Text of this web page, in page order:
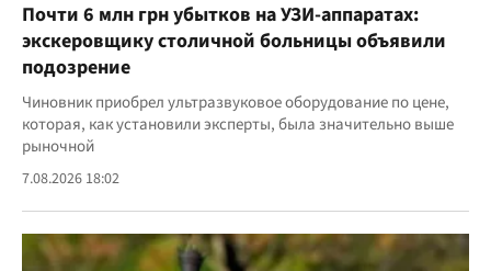
Почти 6 млн грн убытков на УЗИ-аппаратах:
экскеровщику столичной больницы объявили
подозрение
Чиновник приобрел ультразвуковое оборудование по цене,
которая, как установили эксперты, была значительно выше
рыночной
7.08.2026 18:02